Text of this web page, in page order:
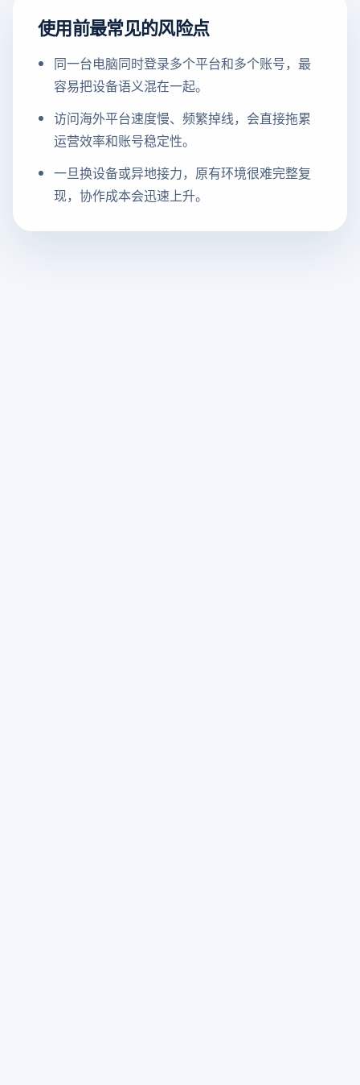
使用前最常见的风险点
同一台电脑同时登录多个平台和多个账号，最
容易把设备语义混在一起。
访问海外平台速度慢、频繁掉线，会直接拖累
运营效率和账号稳定性。
一旦换设备或异地接力，原有环境很难完整复
现，协作成本会迅速上升。